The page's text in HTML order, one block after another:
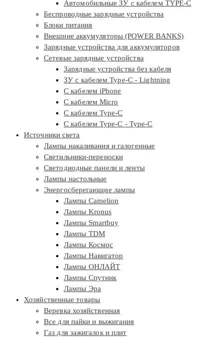
Автомобильные ЗУ с кабелем TYPE-C
Беспроводные зарядные устройства
Блоки питания
Внешние аккумуляторы (POWER BANKS)
Зарядные устройства для аккумуляторов
Сетевые зарядные устройства
Зарядные устройства без кабеля
ЗУ с кабелем Type-C - Lightning
С кабелем iPhone
С кабелем Micro
С кабелем Type-C
С кабелем Type-C - Type-C
Источники света
Лампы накаливания и галогенные
Светильники-переноски
Светодиодные панели и ленты
Лампы настольные
Энергосберегающие лампы
Лампы Camelion
Лампы Kronus
Лампы Smartbuy
Лампы TDM
Лампы Космос
Лампы Навигатор
Лампы ОНЛАЙТ
Лампы Спутник
Лампы Эра
Хозяйственные товары
Веревка хозяйственная
Все для пайки и выжигания
Газ для зажигалок и плит